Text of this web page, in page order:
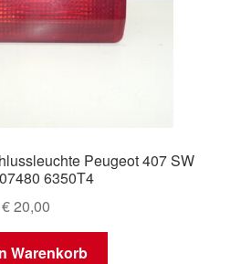
Peugeot 407 SW
6350T4
€20,00
Warenkorb